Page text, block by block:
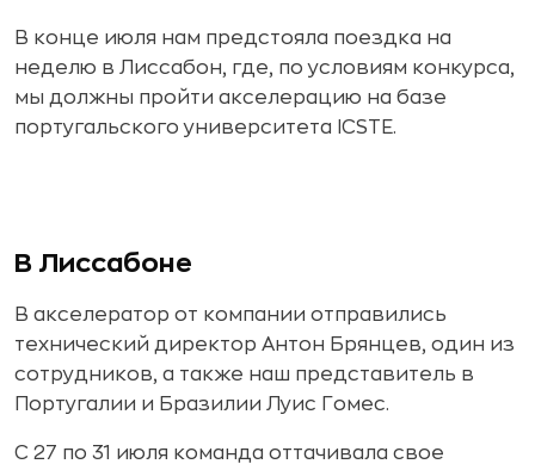
В конце июля нам предстояла поездка на
неделю в Лиссабон, где, по условиям конкурса,
мы должны пройти акселерацию на базе
португальского университета ICSTE.
В Лиссабоне
В акселератор от компании отправились
технический директор Антон Брянцев, один из
сотрудников, а также наш представитель в
Португалии и Бразилии Луис Гомес.
С 27 по 31 июля команда оттачивала свое